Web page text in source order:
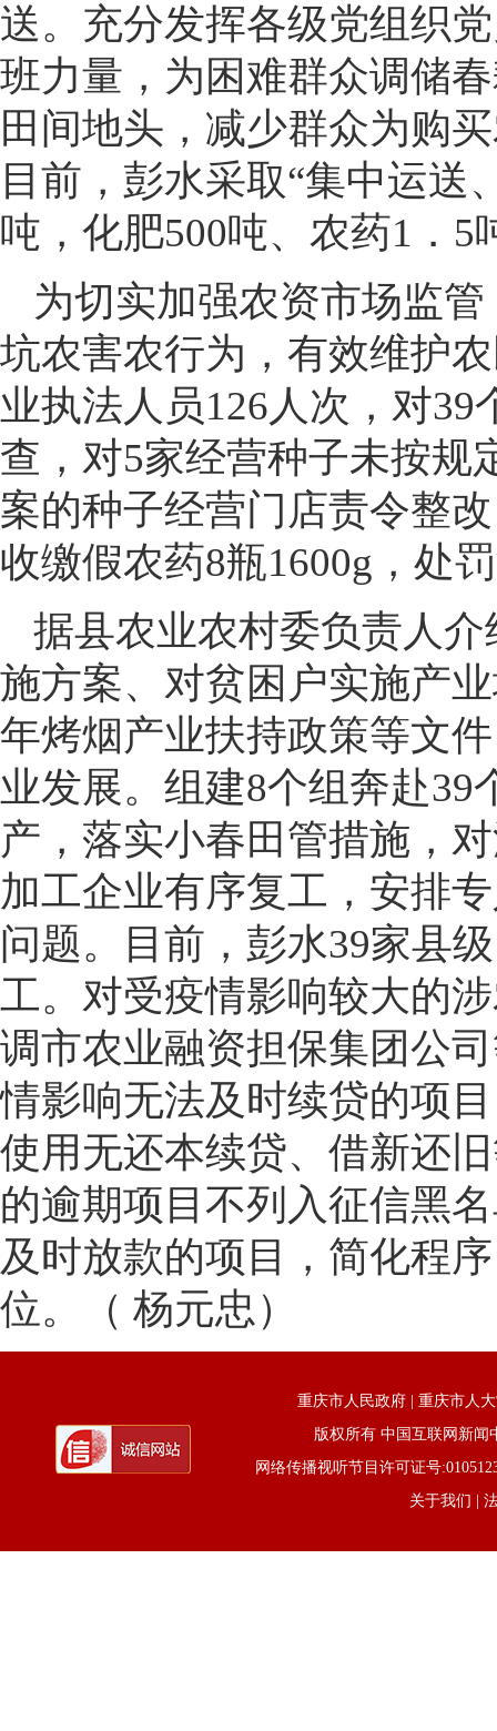
送。充分发挥各级党组织
班力量，为困难群众调储
田间地头，减少群众为购
目前，彭水采取“集中运送
吨，化肥500吨、农药1．
为切实加强农资市场监
坑农害农行为，有效维护
业执法人员126人次，对
查，对5家经营种子未按规
案的种子经营门店责令整
收缴假农药8瓶1600g，处
据县农业农村委负责人
施方案、对贫困户实施产
年烤烟产业扶持政策等文
业发展。组建8个组奔赴
产，落实小春田管措施，
加工企业有序复工，安排
问题。目前，彭水39家县
工。对受疫情影响较大的
调市农业融资担保集团公
情影响无法及时续贷的项
使用无还本续贷、借新还
的逾期项目不列入征信黑
及时放款的项目，简化程
位。（ 杨元忠）
重庆市人民政府
重庆市人
版权所有 中国互联网新闻
网络传播视听节目许可证号
关于我们 |